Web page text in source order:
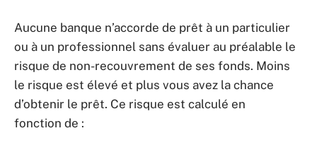
Aucune banque n’accorde de prêt à un particulier
ou à un professionnel sans évaluer au préalable le
risque de non-recouvrement de ses fonds. Moins
le risque est élevé et plus vous avez la chance
d’obtenir le prêt. Ce risque est calculé en
fonction de :